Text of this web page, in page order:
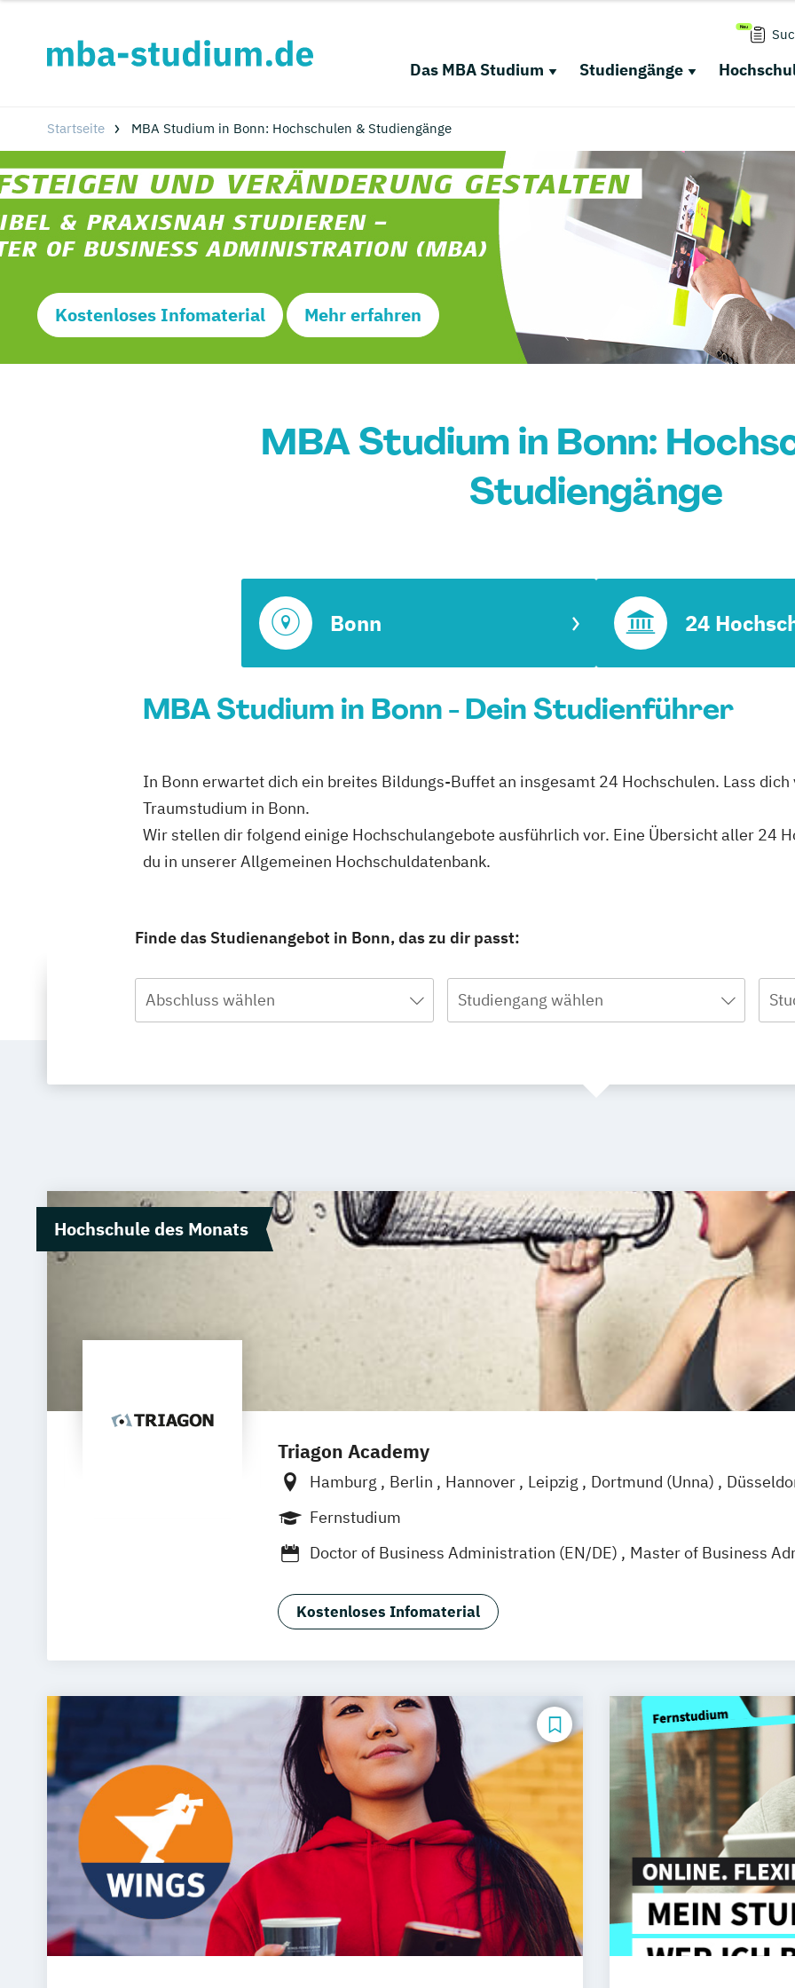
Das MBA Studium Studiengänge
Startseite MBA Studium in Bonn: Hochschulen & Studiengänge
Kostenloses Infomaterial Mehr erfahren
MBA Studium in Bonn:
Studiengänge
Bonn 24
MBA Studium in Bonn - Dein Studienführer
In Bonn erwartet dich ein breites Bildungs-Buffet an insgesamt 24 Hochschulen. Lass
Traumstudium in Bonn.
Wir stellen dir folgend einige Hochschulangebote ausführlich vor. Eine Übersicht aller 24
du in unserer Allgemeinen Hochschuldatenbank.
Finde das Studienangebot in Bonn, das zu dir passt:
Abschluss wählen Studiengang wählen
Hochschule des Monats
Triagon Academy
Hamburg Berlin Hannover Leipzig Dortmund (Unna)
Stuttgart
Fernstudium
Doctor of Business Administration (EN/DE)
Master of Business
Master of Business Administration - Wirtschaftspsychologie (EN/
Kostenloses Infomaterial